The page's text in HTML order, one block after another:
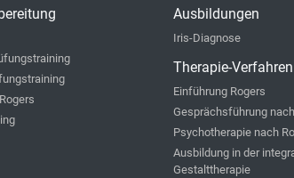
Ausbildungen
Iris-Diagnose
Therapie-Verfahren
Einführung Rogers
Gesprächsführung
Psychotherapie nach
Ausbildung in der
Gestalttherapie